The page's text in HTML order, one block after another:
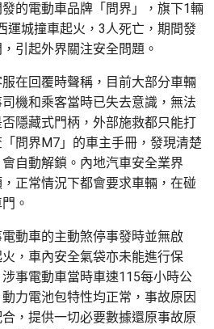
的電動車品牌「問界」，旗下1輛
運城撞車起火，3人死亡，期間發
引起外界關注安全問題。
在回覆時聲稱，目前大部分車輛
機和乘客當時已失去意識，無法
隱藏式門柄，外部施救都只能打
問界M7」的車主手冊，發現清楚
自動解鎖。內地汽車安全業界
正常情況下都會要求車輛，在碰
。
動車的主動煞停事發時並無啟
，車內安全氣袋亦未能進行保
事電動車當時車速115每小時公
力電池包特性均正常，事故原因
，提供一切必要數據還原事故原